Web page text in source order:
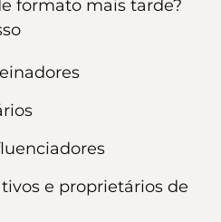
formato mais tarde?
e proprietários de